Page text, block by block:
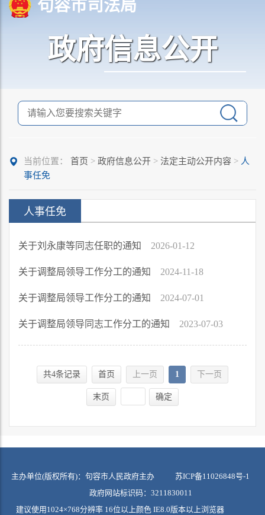
句容市司法局
政府信息公开
当前位置： 首页 > 政府信息公开 > 法定主动公开内容 > 人
事任免
人事任免
关于刘永康等同志任职的通知 2026-01-12
关于调整局领导工作分工的通知 2024-11-18
关于调整局领导工作分工的通知 2024-07-01
关于调整局领导同志工作分工的通知 2023-07-03
共4条记录 首页 上一页 1 下一页
末页 确定
主办单位(版权所有)：句容市人民政府主办 苏ICP备11026848号-1
政府网站标识码：3211830011
建议使用1024×768分辨率 16位以上颜色 IE8.0版本以上浏览器